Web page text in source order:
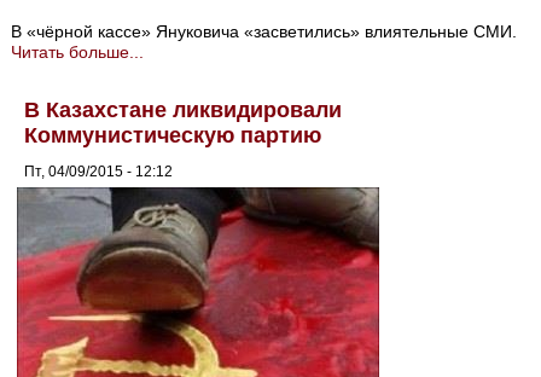
В «чёрной кассе» Януковича «засветились» влиятельные СМИ.
Читать больше...
В Казахстане ликвидировали
Коммунистическую партию
Пт, 04/09/2015 - 12:12